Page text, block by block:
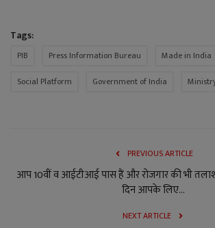
Tags:
PIB Press Information Bureau
Made in India
Social Platform
Government of India
PREVIOUS ARTICLE
आप 10वीं व आईटीआई पास हैं और रोजगार की भी तलाश
दिन आपके लिए...
NEXT ARTICLE